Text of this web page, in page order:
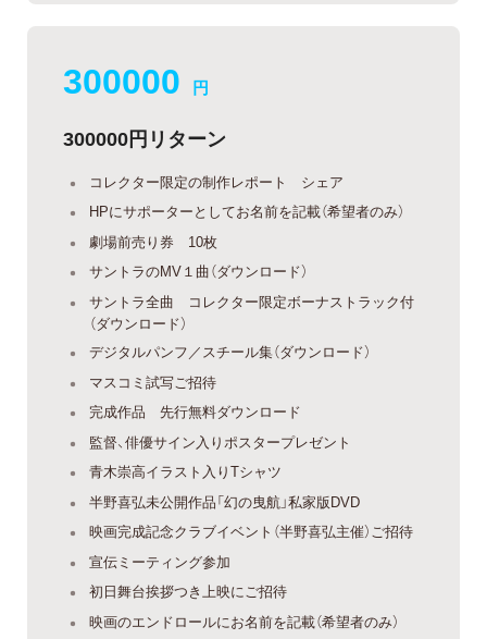
300000 円
300000円リターン
コレクター限定の制作レポート シェア
HPにサポーターとしてお名前を記載（希望者のみ）
劇場前売り券 10枚
サントラのMV１曲（ダウンロード）
サントラ全曲 コレクター限定ボーナストラック付
（ダウンロード）
デジタルパンフ／スチール集（ダウンロード）
マスコミ試写ご招待
完成作品 先行無料ダウンロード
監督、俳優サイン入りポスタープレゼント
青木崇高イラスト入りTシャツ
半野喜弘未公開作品「幻の曳航」私家版DVD
映画完成記念クラブイベント（半野喜弘主催）ご招待
宣伝ミーティング参加
初日舞台挨拶つき上映にご招待
映画のエンドロールにお名前を記載（希望者のみ）